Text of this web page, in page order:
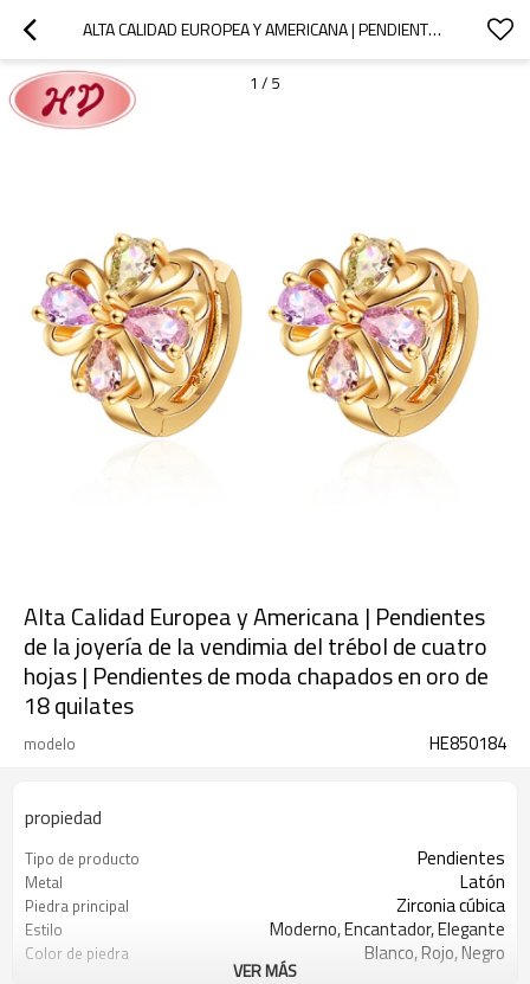
ALTA CALIDAD EUROPEA Y AMERICANA | PENDIENTES DE LA JOYERÍA DE LA VENDIMIA DEL TRÉBOL DE CUATRO HOJAS | PENDIENTES DE MODA CHAPADOS EN ORO DE 18 QUILATES
1 / 5
Alta Calidad Europea y Americana | Pendientes
de la joyería de la vendimia del trébol de cuatro
hojas | Pendientes de moda chapados en oro de
18 quilates
modelo HE850184
propiedad
Tipo de producto Pendientes
Metal Latón
Piedra principal Zirconia cúbica
Estilo Moderno, Encantador, Elegante
Color de piedra Blanco, Rojo, Negro
VER MÁS